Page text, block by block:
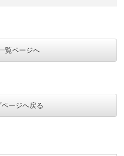
覧ページへ
ページへ戻る